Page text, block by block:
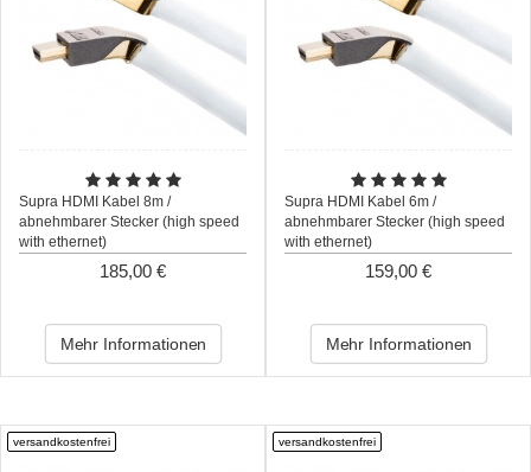
Supra HDMI Kabel 8m /
abnehmbarer Stecker (high speed
with ethernet)
185,00 €
Mehr Informationen
Supra HDMI Kabel 6m /
abnehmbarer Stecker (high speed
with ethernet)
159,00 €
Mehr Informationen
versandkostenfrei versandkostenfrei